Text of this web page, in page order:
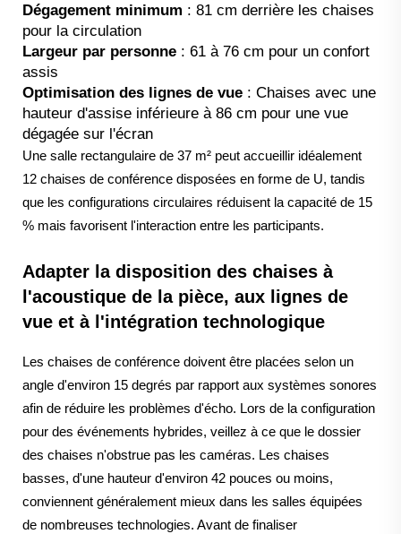
Dégagement minimum : 81 cm derrière les chaises
pour la circulation
Largeur par personne : 61 à 76 cm pour un confort
assis
Optimisation des lignes de vue : Chaises avec une
hauteur d'assise inférieure à 86 cm pour une vue
dégagée sur l'écran
Une salle rectangulaire de 37 m² peut accueillir idéalement
12 chaises de conférence disposées en forme de U, tandis
que les configurations circulaires réduisent la capacité de 15
% mais favorisent l'interaction entre les participants.
Adapter la disposition des chaises à
l'acoustique de la pièce, aux lignes de
vue et à l'intégration technologique
Les chaises de conférence doivent être placées selon un
angle d'environ 15 degrés par rapport aux systèmes sonores
afin de réduire les problèmes d'écho. Lors de la configuration
pour des événements hybrides, veillez à ce que le dossier
des chaises n'obstrue pas les caméras. Les chaises
basses, d'une hauteur d'environ 42 pouces ou moins,
conviennent généralement mieux dans les salles équipées
de nombreuses technologies. Avant de finaliser